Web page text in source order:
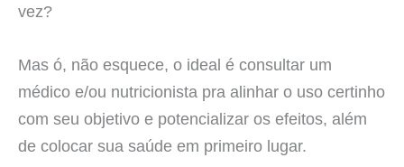
vez?
Mas ó, não esquece, o ideal é consultar um
médico e/ou nutricionista pra alinhar o uso certinho
com seu objetivo e potencializar os efeitos, além
de colocar sua saúde em primeiro lugar.